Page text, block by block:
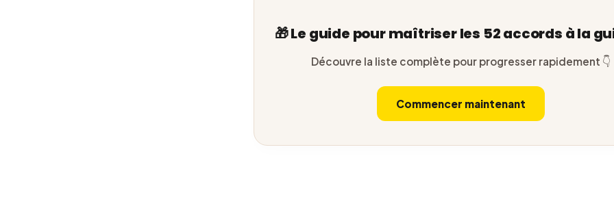
🎁 Le guide pour maîtriser les 52 accords à la
Découvre la liste complète pour progresser rapidement 👇
Commencer maintenant